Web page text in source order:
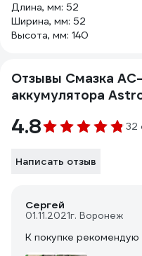
Длина, мм: 52
Ширина, мм: 52
Высота, мм: 140
Отзывы Смазка
аккумулятора
4.8 32
Написать отзыв
Сергей
01.11.2021г. Воронеж
К покупке рекомендую